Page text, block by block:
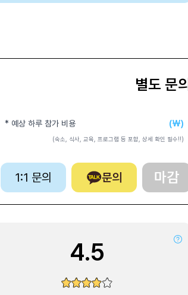
별도 문의
* 예상 하루 참가 비용 (₩)
(숙소, 식사, 교육, 프로그램 등 포함, 상세 확인 필수!!)
1:1 문의 문의 마감
4.5